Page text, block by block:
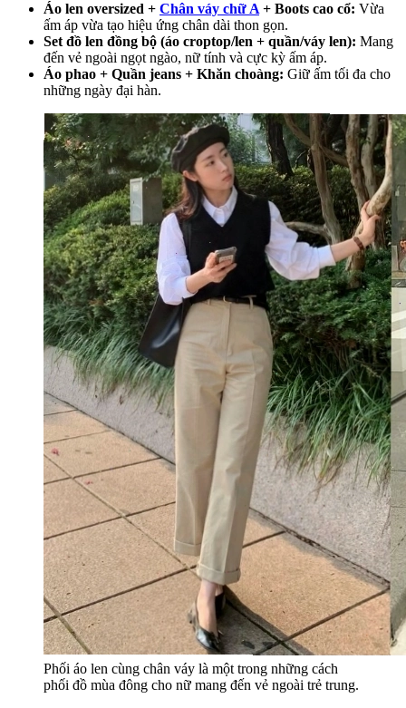
Áo len oversized + Chân váy chữ A + Boots cao cổ: Vừa
ấm áp vừa tạo hiệu ứng chân dài thon gọn.
Set đồ len đồng bộ (áo croptop/len + quần/váy len): Mang
đến vẻ ngoài ngọt ngào, nữ tính và cực kỳ ấm áp.
Áo phao + Quần jeans + Khăn choàng: Giữ ấm tối đa cho
những ngày đại hàn.
Phối áo len cùng chân váy là một trong những cách
phối đồ mùa đông cho nữ mang đến vẻ ngoài trẻ trung.